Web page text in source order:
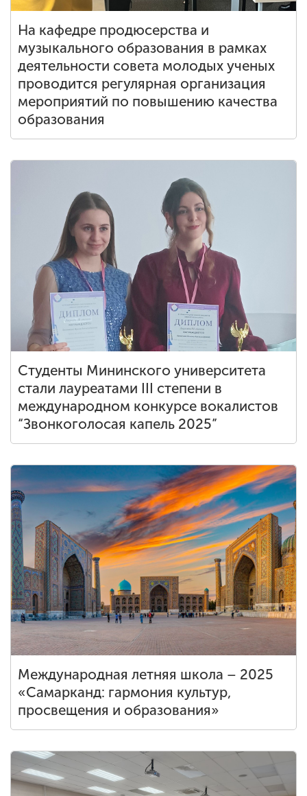
На кафедре продюсерства и
музыкального образования в рамках
деятельности совета молодых ученых
проводится регулярная организация
мероприятий по повышению качества
образования
Студенты Мининского университета
стали лауреатами III степени в
международном конкурсе вокалистов
“Звонкоголосая капель 2025”
Международная летняя школа – 2025
«Самарканд: гармония культур,
просвещения и образования»